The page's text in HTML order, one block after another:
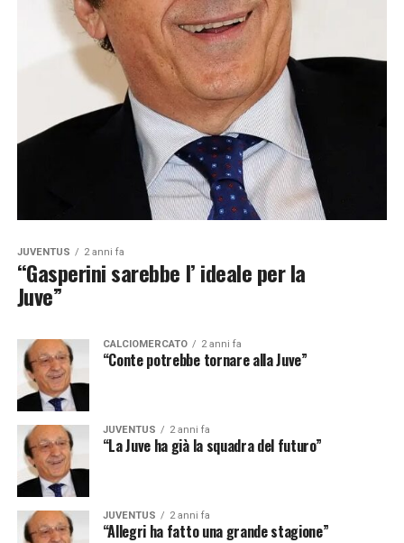
JUVENTUS 2 anni fa
“Gasperini sarebbe l’ ideale per la
Juve”
CALCIOMERCATO 2 anni fa
“Conte potrebbe tornare alla Juve”
JUVENTUS 2 anni fa
“La Juve ha già la squadra del futuro”
JUVENTUS 2 anni fa
“Allegri ha fatto una grande stagione”